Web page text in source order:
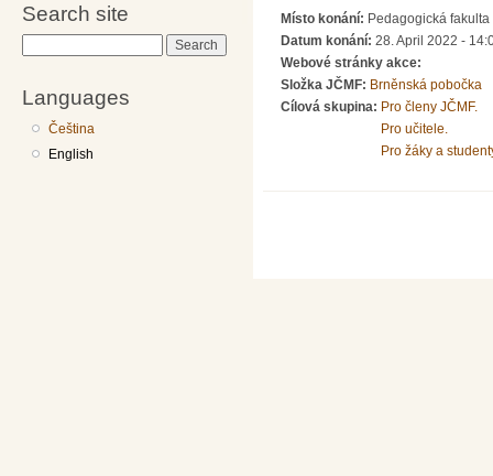
Search site
Languages
Čeština
English
Místo konání: Pedagogická
Datum konání: 28. April 2022 -
Webové stránky akce:
Složka JČMF: Brněnská pobočka
Cílová skupina: Pro členy JČMF.
Pro učitele.
Pro žáky a